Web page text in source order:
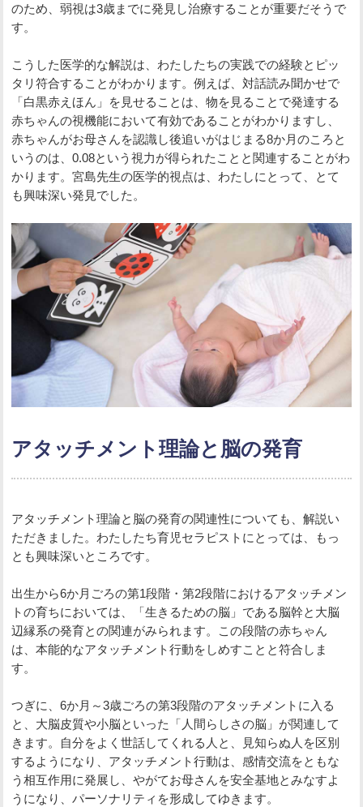
のため、弱視は3歳までに発見し治療することが重要だそうで
す。
こうした医学的な解説は、わたしたちの実践での経験とピッ
タリ符合することがわかります。例えば、対話読み聞かせで
「白黒赤えほん」を見せることは、物を見ることで発達する
赤ちゃんの視機能において有効であることがわかりますし、
赤ちゃんがお母さんを認識し後追いがはじまる8か月のころと
いうのは、0.08という視力が得られたことと関連することがわ
かります。宮島先生の医学的視点は、わたしにとって、とて
も興味深い発見でした。
アタッチメント理論と脳の発育
アタッチメント理論と脳の発育の関連性についても、解説い
ただきました。わたしたち育児セラピストにとっては、もっ
とも興味深いところです。
出生から6か月ごろの第1段階・第2段階におけるアタッチメン
トの育ちにおいては、「生きるための脳」である脳幹と大脳
辺縁系の発育との関連がみられます。この段階の赤ちゃん
は、本能的なアタッチメント行動をしめすことと符合しま
す。
つぎに、6か月～3歳ごろの第3段階のアタッチメントに入る
と、大脳皮質や小脳といった「人間らしさの脳」が関連して
きます。自分をよく世話してくれる人と、見知らぬ人を区別
するようになり、アタッチメント行動は、感情交流をともな
う相互作用に発展し、やがてお母さんを安全基地とみなすよ
うになり、パーソナリティを形成してゆきます。